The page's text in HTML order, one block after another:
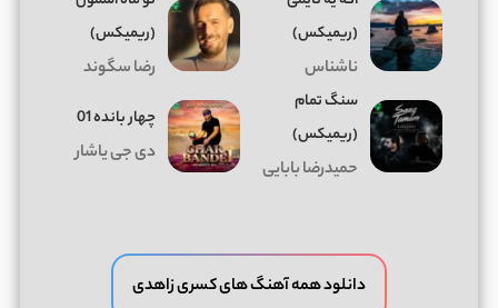
(ریمیکس)
ناشناس
(ریمیکس)
رضا سگوند
سنگ تمام
(ریمیکس)
حمیدرضا بابایی
چهار بانده 01
دی جی یاشار
دانلود همه آهنگ های کسری زاهدی